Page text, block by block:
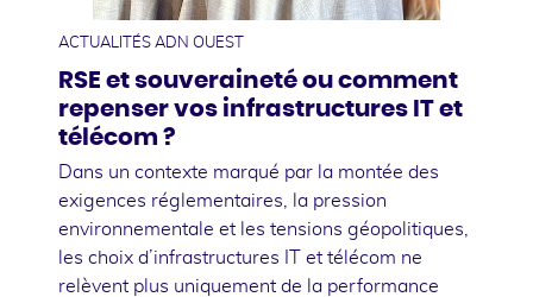
ACTUALITÉS ADN OUEST
RSE et souveraineté ou comment
repenser vos infrastructures IT et
télécom ?
Dans un contexte marqué par la montée des
exigences réglementaires, la pression
environnementale et les tensions géopolitiques,
les choix d’infrastructures IT et télécom ne
relèvent plus uniquement de la performance